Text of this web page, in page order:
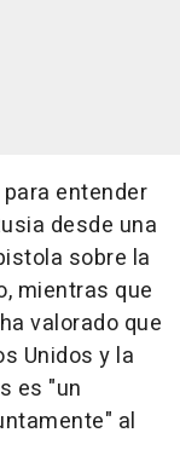
entender
desde una
sobre la
mientras que
valorado que
Unidos y la
es "un
al